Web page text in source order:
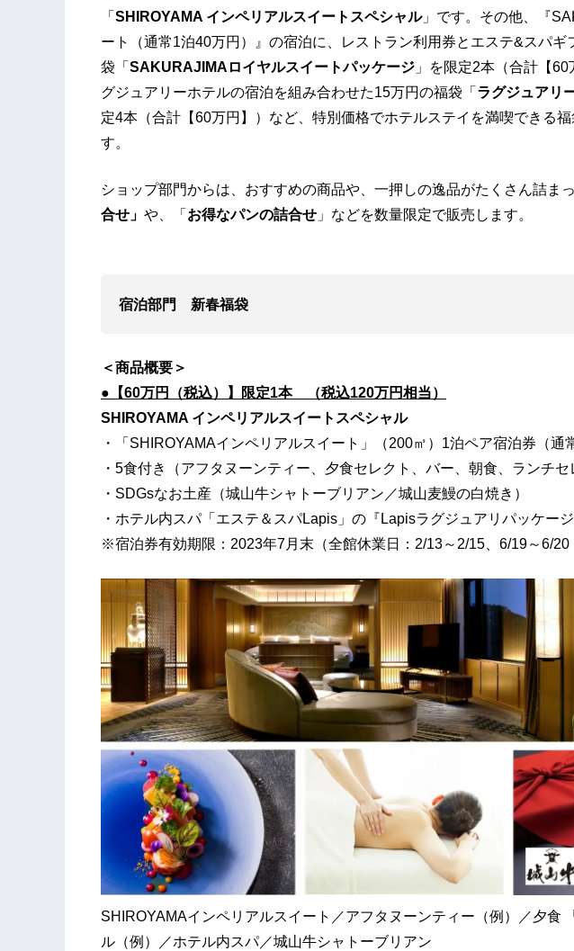
「 SHIROYAMA インペリアルスイートスペシャル」です。その他、『
ート（通常1泊40万円）』の宿泊に、レストラン利用券とエステ&スパギ
袋「 SAKURAJIMA ロイヤルスイートパッケージ 」を限定2本（合計【
グジュアリーホテルの宿泊を組み合わせた15万円の福袋「 ラグジュアリ
定4本（合計【60万円】）など、特別価格でホテルステイを満喫できる
す。
ショップ部門からは、おすすめの商品や、一押しの逸品がたくさん詰ま
合せ 」 や、「 お得なパンの詰合せ 」などを数量限定で販売します。
宿泊部門 新春福袋
＜商品概要＞
● 【60万円 （税込） 】限定1本（税込120万円相当）
SHIROYAMA インペリアルスイートスペシャル
・「SHIROYAMAインペリアルスイート」（200㎡）1泊ペア宿泊券（通
・5食付き（アフタヌーンティー、夕食セレクト、バー、朝食、ランチセ
・SDGsなお土産（城山牛シャトーブリアン／城山麦鰻の白焼き）
・ホテル内スパ「エステ＆スパLapis」の『Lapisラグジュアリパッケー
※宿泊券有効期限：2023年7月末（全館休業日：2/13～2/15、6/19～6/
SHIROYAMAインペリアルスイート／アフタヌーンティー（例）／夕食
ル（例）／ホテル内スパ／城山牛シャトーブリアン